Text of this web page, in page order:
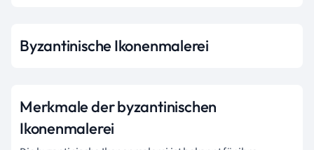
Byzantinische Ikonenmalerei
Merkmale der byzantinischen
Ikonenmalerei